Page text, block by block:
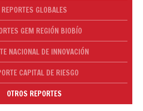
REPORTES GLOBALES
GEM REGIÓN BIOBÍO
NACIONAL DE INNOVACIÓN
CAPITAL DE RIESGO
OTROS REPORTES